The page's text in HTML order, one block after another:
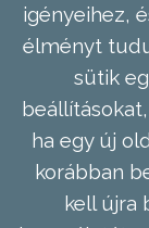
igényeihez,
élményt
sütik
ha egy új
korábban
kell újra